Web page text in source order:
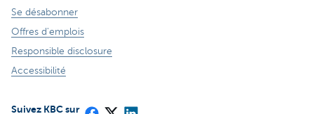
Se désabonner
Offres d'emplois
Responsible disclosure
Accessibilité
Suivez KBC sur